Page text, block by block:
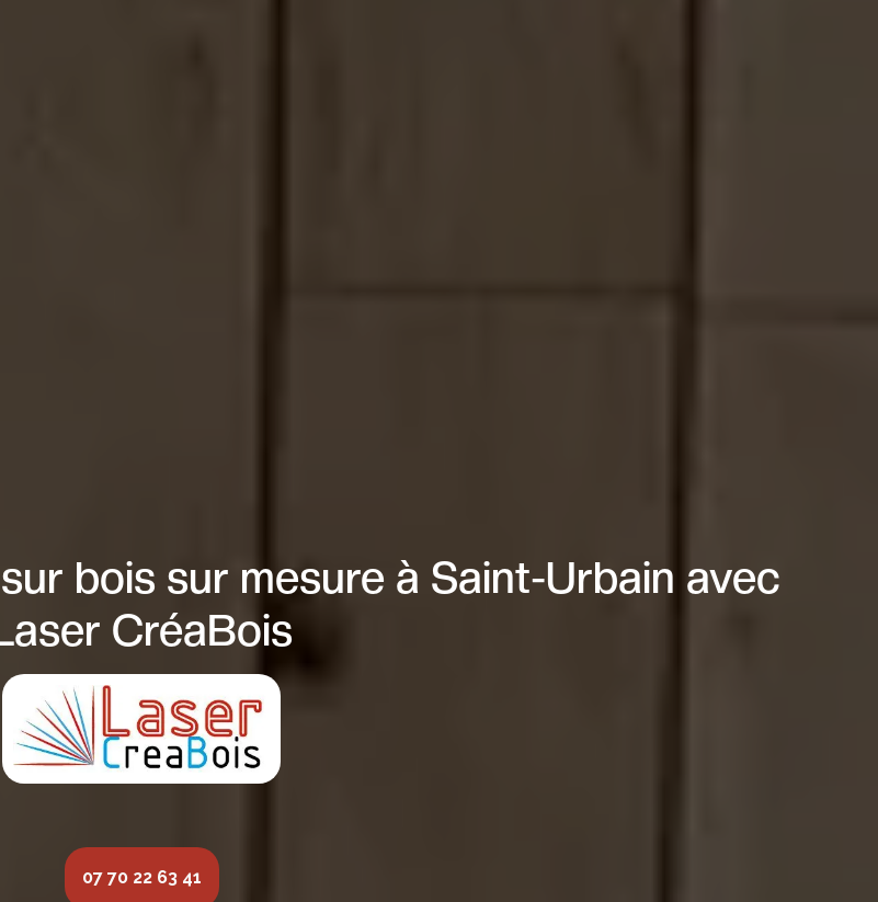
bois sur mesure à Saint-Urbain avec
CréaBois
07 70 22 63 41